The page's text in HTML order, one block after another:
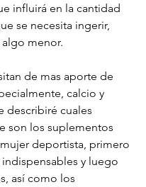
influirá en la cantidad
se necesita ingerir,
menor.
de mas aporte de
calcio y
describiré cuales
son los suplementos
deportista, primero
y luego
así como los